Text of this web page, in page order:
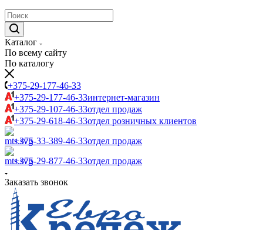
Каталог
По всему сайту
По каталогу
+375-29-177-46-33
+375-29-177-46-33интернет-магазин
+375-29-107-46-33отдел продаж
+375-29-618-46-33отдел розничных клиентов
+375-33-389-46-33отдел продаж
+375-29-877-46-33отдел продаж
Заказать звонок